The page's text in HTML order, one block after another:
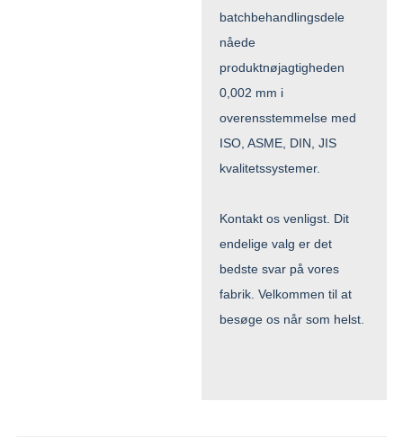
batchbehandlingsdele
nåede
produktnøjagtigheden
0,002 mm i
overensstemmelse med
ISO, ASME, DIN, JIS
kvalitetssystemer.
Kontakt os venligst. Dit
endelige valg er det
bedste svar på vores
fabrik. Velkommen til at
besøge os når som helst.